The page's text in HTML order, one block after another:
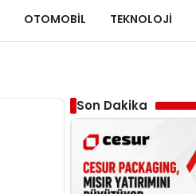
OTOMOBIL TEKNOLOJI
Son Dakika